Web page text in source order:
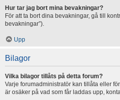
Hur tar jag bort mina bevakningar?
För att ta bort dina bevakningar, gå till
bevakningar”).
Upp
Bilagor
Vilka bilagor tillåts på detta forum?
Varje forumadministratör kan tillåta eller
är osäker på vad som får laddas upp,